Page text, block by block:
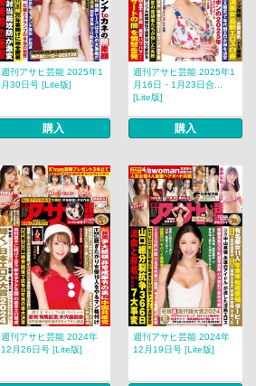
週刊アサヒ芸能 2025年1
月30日号 [Lite版]
購入
週刊アサヒ芸能 2025年1
月16日・1月23日合...
[Lite版]
購入
週刊アサヒ芸能 2024年
12月26日号 [Lite版]
週刊アサヒ芸能 2024年
12月19日号 [Lite版]